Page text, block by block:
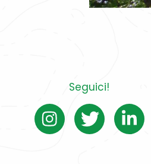
Seguici!